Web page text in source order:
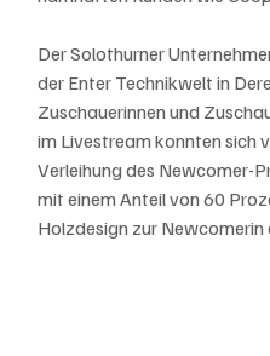
Der Solothurner
der Enter Technikwelt in
Zuschauerinnen und
im Livestream konnten sich
Verleihung des Newcomer-
mit einem Anteil von 60
Holzdesign zur Newcomerin